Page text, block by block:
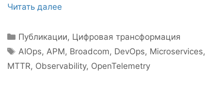
Читать далее
Рубрики
Публикации, Цифровая трансформация
Метки
AIOps,APM, Broadcom, DevOps, Microservices,
MTTR, Observability, OpenTelemetry